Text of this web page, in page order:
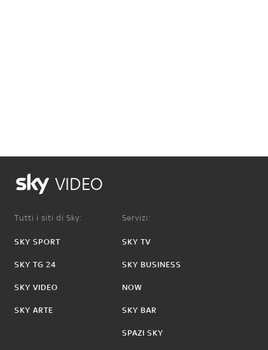
VIDEO
Tutti i siti di Sky:
SKY SPORT
SKY TG 24
SKY VIDEO
SKY ARTE
Servizi:
SKY TV
SKY BUSINESS
NOW
SKY BAR
SPAZI SKY